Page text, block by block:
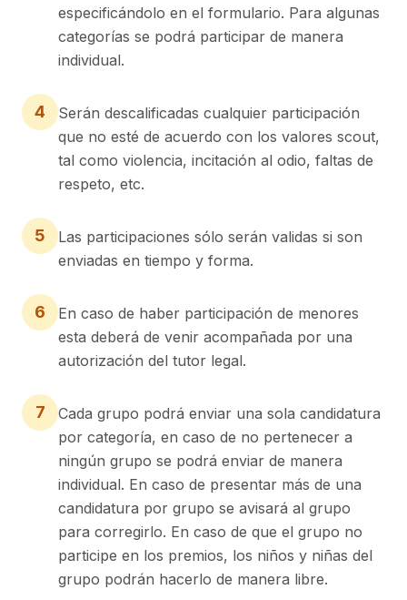
especificándolo en el formulario. Para algunas
categorías se podrá participar de manera
individual.
4
Serán descalificadas cualquier participación
que no esté de acuerdo con los valores scout,
tal como violencia, incitación al odio, faltas de
respeto, etc.
5
Las participaciones sólo serán validas si son
enviadas en tiempo y forma.
6
En caso de haber participación de menores
esta deberá de venir acompañada por una
autorización del tutor legal.
7
Cada grupo podrá enviar una sola candidatura
por categoría, en caso de no pertenecer a
ningún grupo se podrá enviar de manera
individual. En caso de presentar más de una
candidatura por grupo se avisará al grupo
para corregirlo. En caso de que el grupo no
participe en los premios, los niños y niñas del
grupo podrán hacerlo de manera libre.